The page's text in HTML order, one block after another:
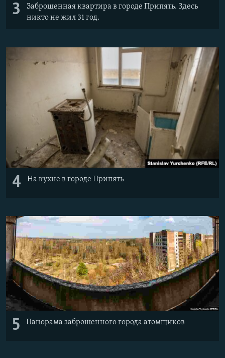
3
Заброшенная квартира в городе Припять. Здесь
никто не жил 31 год.
4 На кухне в городе Припять
5 Панорама заброшенного города атомщиков